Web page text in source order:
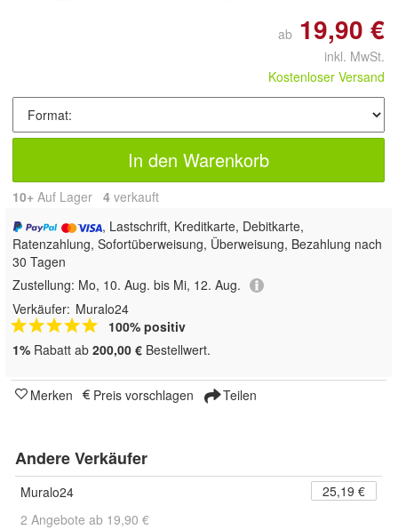
ab 19,90 €
inkl. MwSt.
Kostenloser Versand
In den Warenkorb
10+ Auf Lager 4 verkauft
, Lastschrift, Kreditkarte, Debitkarte,
Ratenzahlung, Sofortüberweisung, Überweisung, Bezahlung nach
30 Tagen
Zustellung: Mo, 10. Aug. bis Mi, 12. Aug.
Verkäufer: Muralo24
100% positiv
1% Rabatt ab 200,00 € Bestellwert.
Merken Preis vorschlagen Teilen
Andere Verkäufer
Muralo24
25,19 €
2 Angebote ab 19,90 €